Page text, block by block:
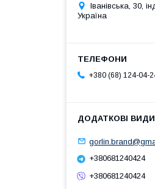
Іванівська, 30,
Україна
+380 (68) 124-04-
+380681240424
+380681240424